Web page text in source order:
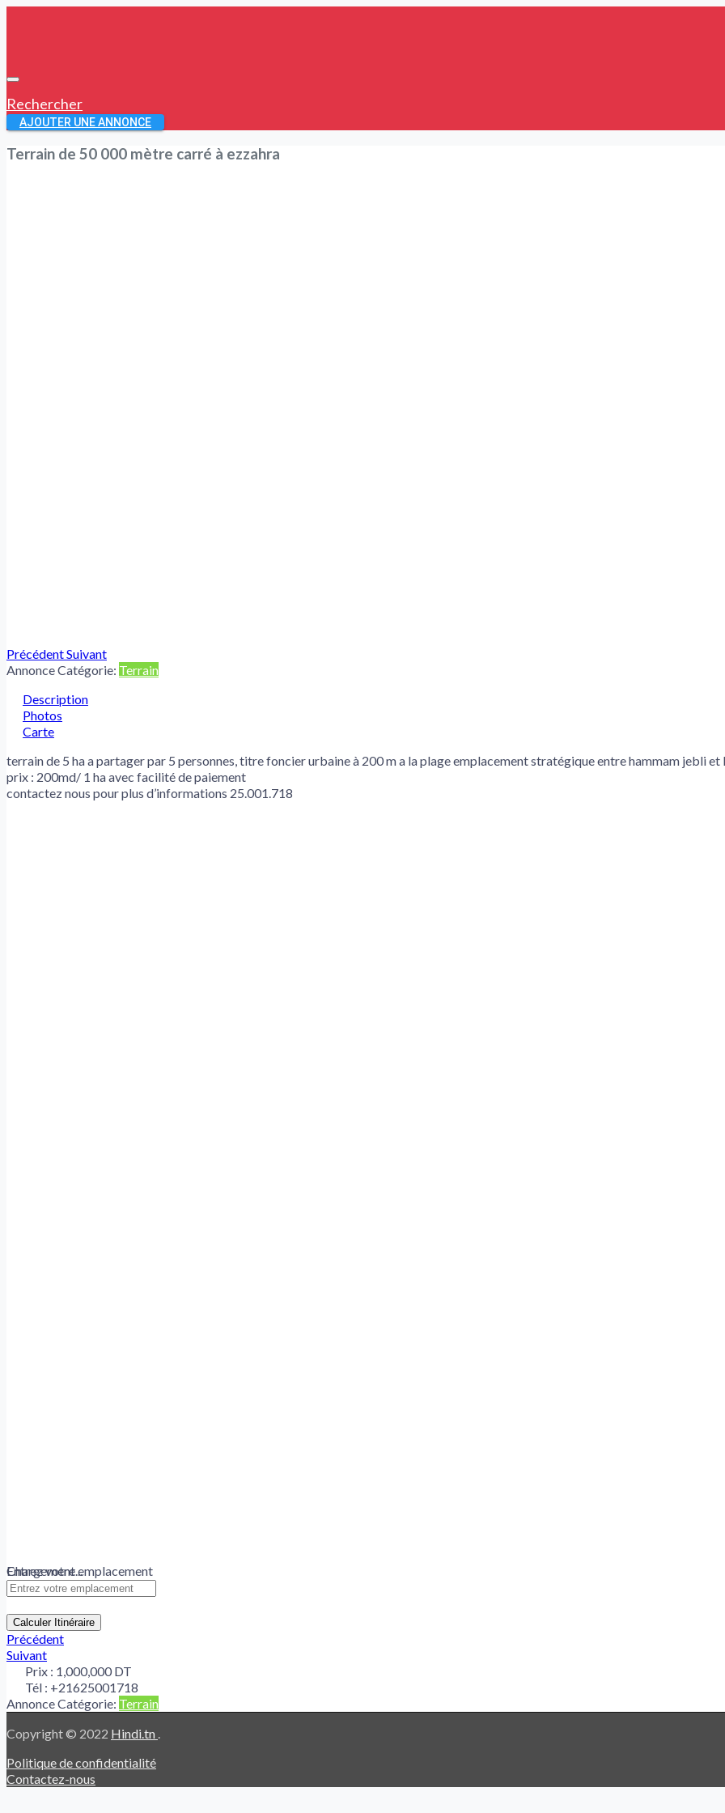
Rechercher
AJOUTER UNE ANNONCE
Terrain de 50 000 mètre carré à ezzahra
PrécédentSuivant
Annonce Catégorie: Terrain
Description
Photos
Carte
terrain de 5 ha a partager par 5 personnes, titre foncier urbaine à 200 m a la plage emplacement stratégique entre hammam jebli et
prix : 200md/ 1 ha avec facilité de paiement
contactez nous pour plus d’informations 25.001.718
Chargement...
Entrez votre emplacement
Calculer Itinéraire
Précédent
Suivant
Prix : 1,000,000 DT
Tél : +21625001718
Annonce Catégorie: Terrain
Copyright © 2022 Hindi.tn .
Politique de confidentialité
Contactez-nous